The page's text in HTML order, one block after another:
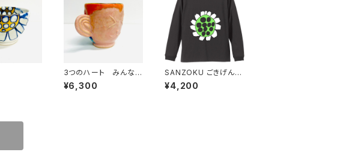
3つのハート みんなの
SANZOKU☆
¥6,300
SANZOKU ごきげんロ
ングスリーブT★（SUM
I）
¥4,200